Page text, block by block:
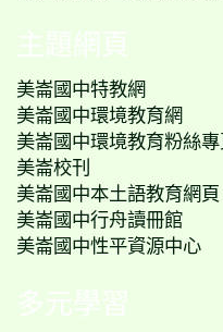
主題網頁
美崙國中特教網
美崙國中環境教育網
美崙國中環境教育粉絲
美崙校刊
美崙國中本土語教育網頁
美崙國中行舟讀冊館
美崙國中性平資源中心
多元學習